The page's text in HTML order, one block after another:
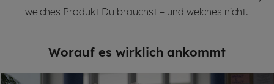
welches Produkt Du brauchst – und welches nicht.
Wor­auf es wirk­lich an­kommt